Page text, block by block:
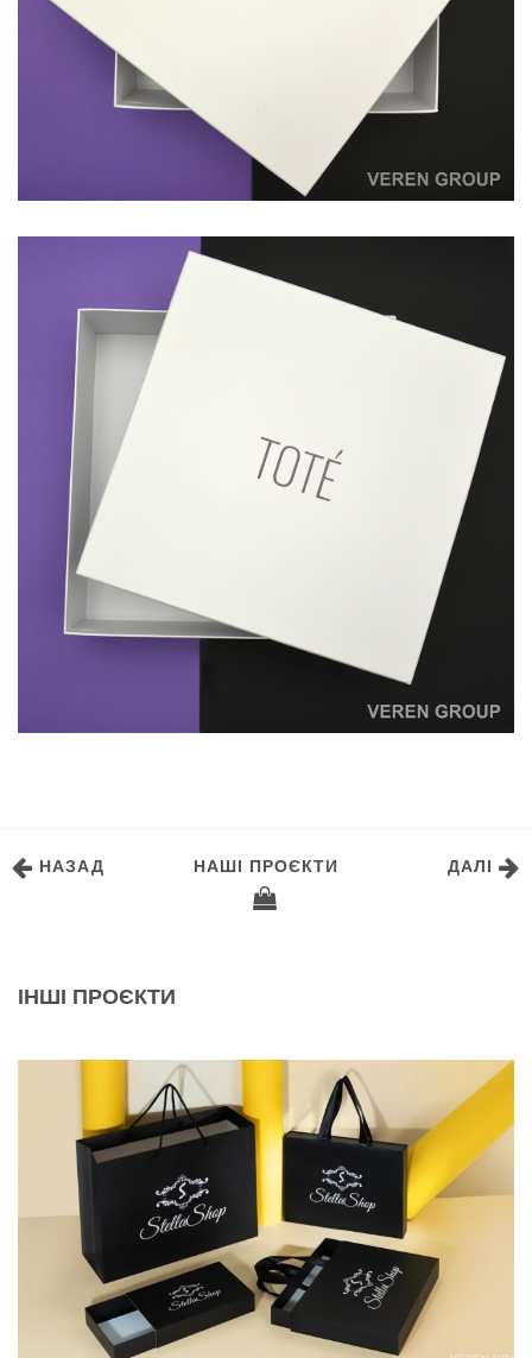
НАЗАД НАШІ ПРОЄКТИ ДАЛІ
ІНШІ ПРОЄКТИ
КОМПЛЕКСНЕ ПАКУВАННЯ ДЛЯ STELLA SHOP